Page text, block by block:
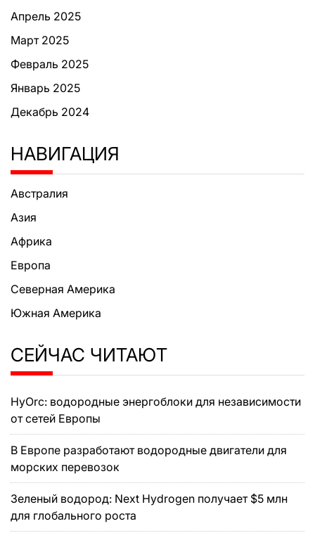
Апрель 2025
Март 2025
Февраль 2025
Январь 2025
Декабрь 2024
НАВИГАЦИЯ
Австралия
Азия
Африка
Европа
Северная Америка
Южная Америка
СЕЙЧАС ЧИТАЮТ
HyOrc: водородные энергоблоки для независимости
от сетей Европы
В Европе разработают водородные двигатели для
морских перевозок
Зеленый водород: Next Hydrogen получает $5 млн
для глобального роста